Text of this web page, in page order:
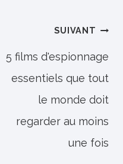
SUIVANT
5 films d'espionnage
essentiels que tout
le monde doit
regarder au moins
une fois